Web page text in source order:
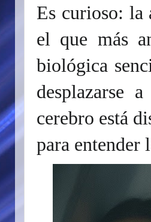
Es curioso: la
el que más
biológica
desplazarse
cerebro está
para entender